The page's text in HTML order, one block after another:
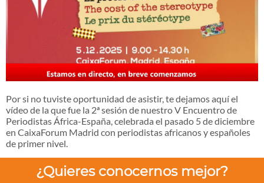
Por si no tuviste oportunidad de asistir, te dejamos aquí el
vídeo de la que fue la 2ª sesión de nuestro V Encuentro de
Periodistas África-España, celebrada el pasado 5 de diciembre
en CaixaForum Madrid con periodistas africanos y españoles
de primer nivel.
¿Quieres conocernos mejor?